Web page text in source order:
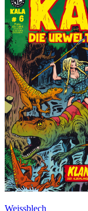
Weissblech